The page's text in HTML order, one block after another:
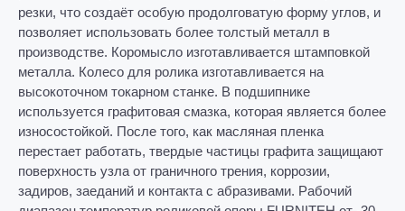
резки, что создаёт особую продолговатую форму углов, и
позволяет использовать более толстый металл в
производстве. Коромысло изготавливается штамповкой
металла. Колесо для ролика изготавливается на
высокоточном токарном станке. В подшипнике
используется графитовая смазка, которая является более
износостойкой. После того, как масляная пленка
перестает работать, твердые частицы графита защищают
поверхность узла от граничного трения, коррозии,
задиров, заеданий и контакта с абразивами. Рабочий